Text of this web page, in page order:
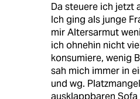
Da steuere ich jetzt
Ich ging als junge
mir Altersarmut
ich ohnehin nicht
konsumiere, wenig
sah mich immer in
und wg.
ausklappbaren Sofa